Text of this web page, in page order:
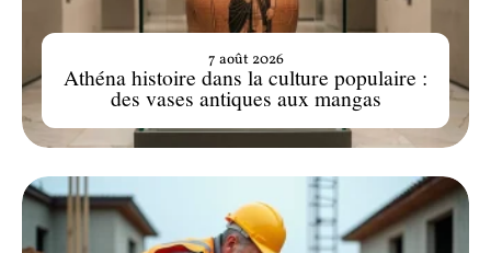
Athéna histoire dans la culture populaire :
des vases antiques aux mangas
7 août 2026